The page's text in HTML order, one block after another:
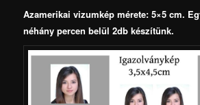
Azamerikai vizumkép mérete: 5×5 cm.
néhány percen belül 2db készítünk.